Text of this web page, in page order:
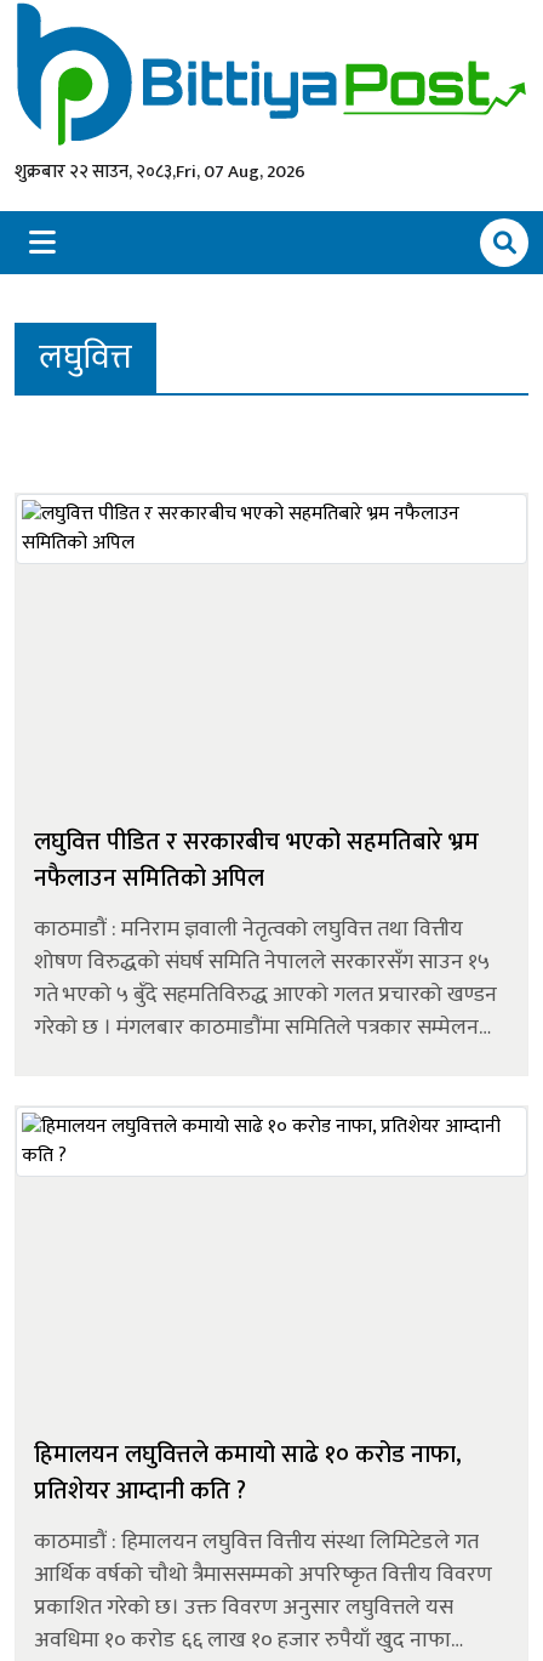
शुक्रबार २२ साउन, २०८३,Fri, 07 Aug, 2026
लघुवित्त
लघुवित्त पीडित र सरकारबीच भएको सहमतिबारे भ्रम
नफैलाउन समितिको अपिल
काठमाडौं : मनिराम ज्ञवाली नेतृत्वको लघुवित्त तथा वित्तीय
शोषण विरुद्धको संघर्ष समिति नेपालले सरकारसँग साउन १५
गते भएको ५ बुँदे सहमतिविरुद्ध आएको गलत प्रचारको खण्डन
गरेको छ । मंगलबार काठमाडौंमा समितिले पत्रकार सम्मेलनको
हिमालयन लघुवित्तले कमायो साढे १० करोड नाफा,
प्रतिशेयर आम्दानी कति ?
काठमाडौं : हिमालयन लघुवित्त वित्तीय संस्था लिमिटेडले गत
आर्थिक वर्षको चौथो त्रैमाससम्मको अपरिष्कृत वित्तीय विवरण
प्रकाशित गरेको छ। उक्त विवरण अनुसार लघुवित्तले यस
अवधिमा १० करोड ६६ लाख १० हजार रुपैयाँ खुद नाफा